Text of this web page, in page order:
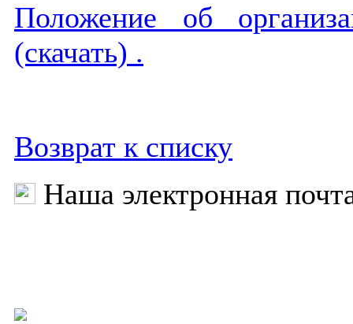
Положение об
(скачать) .
Возврат к списку
Наша электронная